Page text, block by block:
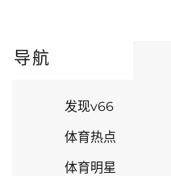
导航
发现v66
体育热点
体育明星